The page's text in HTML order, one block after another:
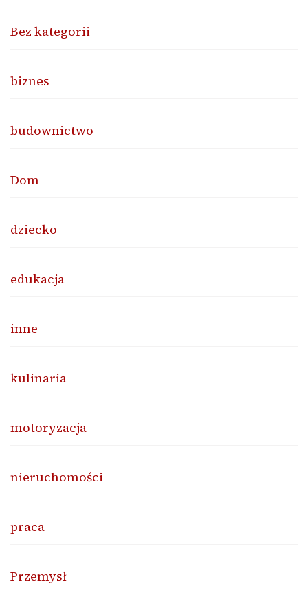
Bez kategorii
biznes
budownictwo
Dom
dziecko
edukacja
inne
kulinaria
motoryzacja
nieruchomości
praca
Przemysł